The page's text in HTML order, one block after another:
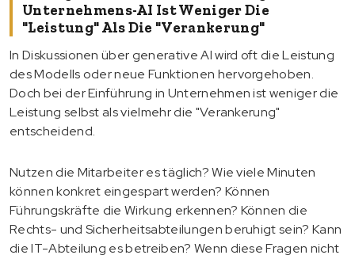
Unternehmens-AI Ist Weniger Die
"Leistung" Als Die "Verankerung"
In Diskussionen über generative AI wird oft die Leistung
des Modells oder neue Funktionen hervorgehoben.
Doch bei der Einführung in Unternehmen ist weniger die
Leistung selbst als vielmehr die "Verankerung"
entscheidend.
Nutzen die Mitarbeiter es täglich? Wie viele Minuten
können konkret eingespart werden? Können
Führungskräfte die Wirkung erkennen? Können die
Rechts- und Sicherheitsabteilungen beruhigt sein? Kann
die IT-Abteilung es betreiben? Wenn diese Fragen nicht